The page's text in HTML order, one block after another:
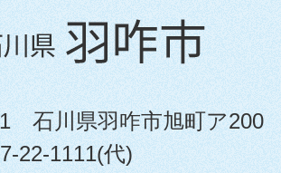
石川県羽咋市旭町ア200
22-1111(代)